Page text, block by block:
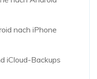
nach iPhone
iCloud-Backups